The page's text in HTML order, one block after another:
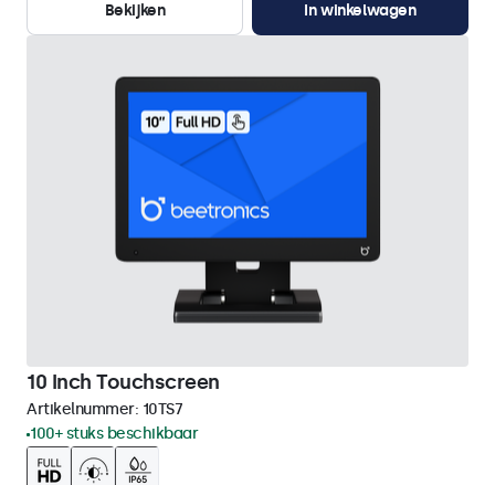
Bekijken
In winkelwagen
10 Inch Touchscreen
Artikelnummer: 10TS7
100+ stuks beschikbaar